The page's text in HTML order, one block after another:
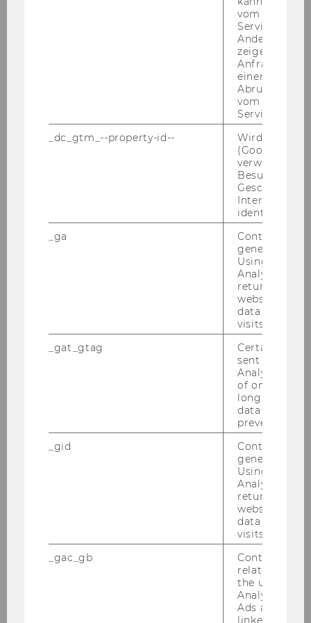
Universitätslehrgängen
Lehrgangsgebühren für
Universitätslehrgänge gemäß §
Lehre an der University of
Medizinische Universitäts Graz:
Ausschreibung der Stelle der
Rektorin bzw. des Rektors
gemäß Universitätsgesetz 2002
für wissenschaftliches Personal
Ausschreibungen von Stellen
für allgemeines Personal
vom AMP-
Service
Andere
zeigen Opt-
Anfrage im
einen Fehler
Abrufen
vom AMP
Service an.
_dc_gtm_--property-id--
Wird von
(Google Tag
verwendet,
Besucher
Geschlecht
Interessen zu
identifizieren.
_ga
Contains a
generated
Using this
Analytics can
returning
website and
data from
visits.
_gat_gtag
Certain data
sent to
Analytics a
of once per
long as it is
data
prevented.
_gid
Contains a
generated
Using this
Analytics can
returning
website and
data from
visits.
_gac_gb
Contains
related
the user. If
Analytics and
Ads accounts
linked, the